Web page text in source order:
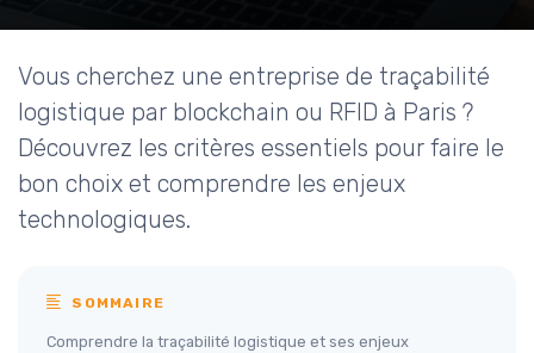
Vous cherchez une entreprise de traçabilité
logistique par blockchain ou RFID à Paris ?
Découvrez les critères essentiels pour faire le
bon choix et comprendre les enjeux
technologiques.
SOMMAIRE
Comprendre la traçabilité logistique et ses enjeux